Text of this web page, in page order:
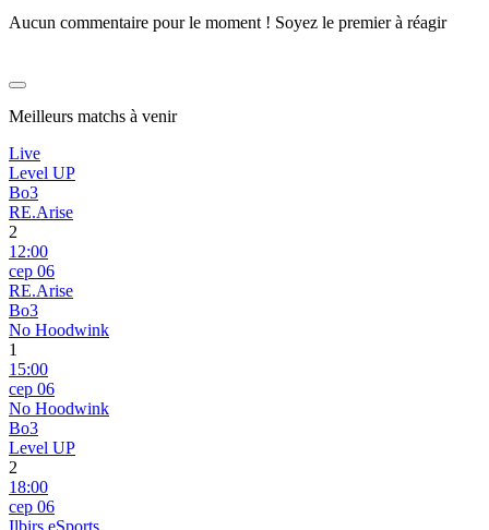
Aucun commentaire pour le moment ! Soyez le premier à réagir
Meilleurs matchs à venir
Live
Level UP
Bo3
RE.Arise
2
12:00
сер 06
RE.Arise
Bo3
No Hoodwink
1
15:00
сер 06
No Hoodwink
Bo3
Level UP
2
18:00
сер 06